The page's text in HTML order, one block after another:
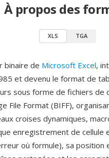
À propos des
XLS TGA
binaire de Microsoft Excel,
et devenu le format de
sous forme de fichiers de
File Format (BIFF),
croises dynamiques,
enregistrement de cellule
où formule), sa